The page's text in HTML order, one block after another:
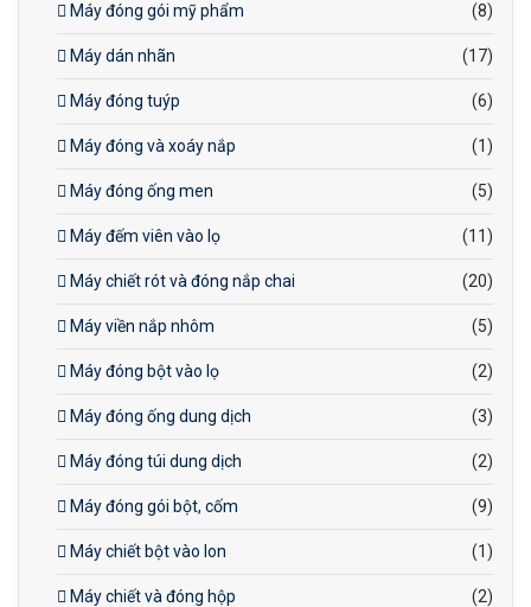
Máy đóng gói mỹ phẩm (8)
Máy dán nhãn (17)
Máy đóng tuýp (6)
Máy đóng và xoáy nắp (1)
Máy đóng ống men (5)
Máy đếm viên vào lọ (11)
Máy chiết rót và đóng nắp chai (20)
Máy viền nắp nhôm (5)
Máy đóng bột vào lọ (2)
Máy đóng ống dung dịch (3)
Máy đóng túi dung dịch (2)
Máy đóng gói bột, cốm (9)
Máy chiết bột vào lon (1)
Máy chiết và đóng hộp (2)